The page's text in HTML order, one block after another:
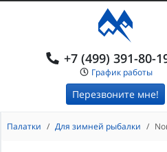
+7 (499) 391-80-
График работы
Перезвоните мне!
Палатки Для зимней рыбалки